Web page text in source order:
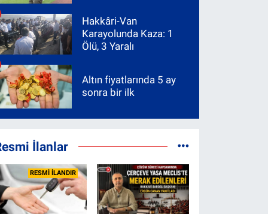
Hakkâri-Van
Karayolunda Kaza: 1
Ölü, 3 Yaralı
Altın fiyatlarında 5 ay
sonra bir ilk
İlanlar
RESMİ İLANDIR